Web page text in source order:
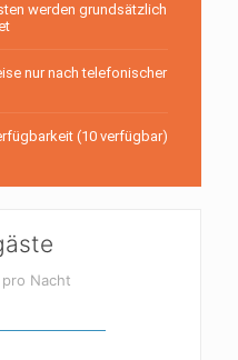
werden grundsätzlich
nur nach telefonischer
(10 verfügbar)
pro Nacht